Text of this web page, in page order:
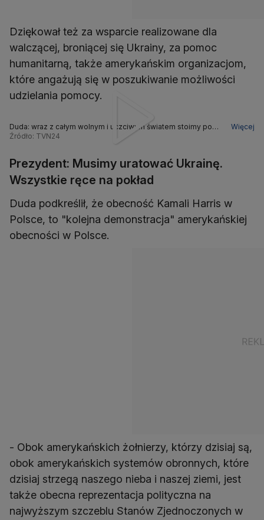
Dziękował też za wsparcie realizowane dla
walczącej, broniącej się Ukrainy, za pomoc
humanitarną, także amerykańskim organizacjom,
które angażują się w poszukiwanie możliwości
udzielania pomocy.
Duda: wraz z całym wolnym i uczciwym światem stoimy po
stronie Ukrainy
Więcej
Źródło: TVN24
Prezydent: Musimy uratować Ukrainę.
Wszystkie ręce na pokład
Duda podkreślił, że obecność Kamali Harris w
Polsce, to "kolejna demonstracja" amerykańskiej
obecności w Polsce.
- Obok amerykańskich żołnierzy, którzy dzisiaj są,
obok amerykańskich systemów obronnych, które
dzisiaj strzegą naszego nieba i naszej ziemi, jest
także obecna reprezentacja polityczna na
najwyższym szczeblu Stanów Zjednoczonych w